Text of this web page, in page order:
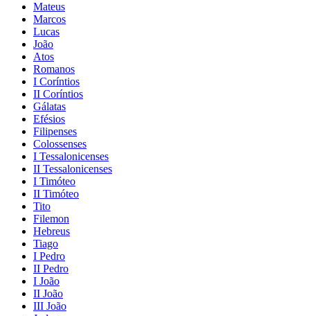
Mateus
Marcos
Lucas
João
Atos
Romanos
I Coríntios
II Coríntios
Gálatas
Efésios
Filipenses
Colossenses
I Tessalonicenses
II Tessalonicenses
I Timóteo
II Timóteo
Tito
Filemon
Hebreus
Tiago
I Pedro
II Pedro
I João
II João
III João